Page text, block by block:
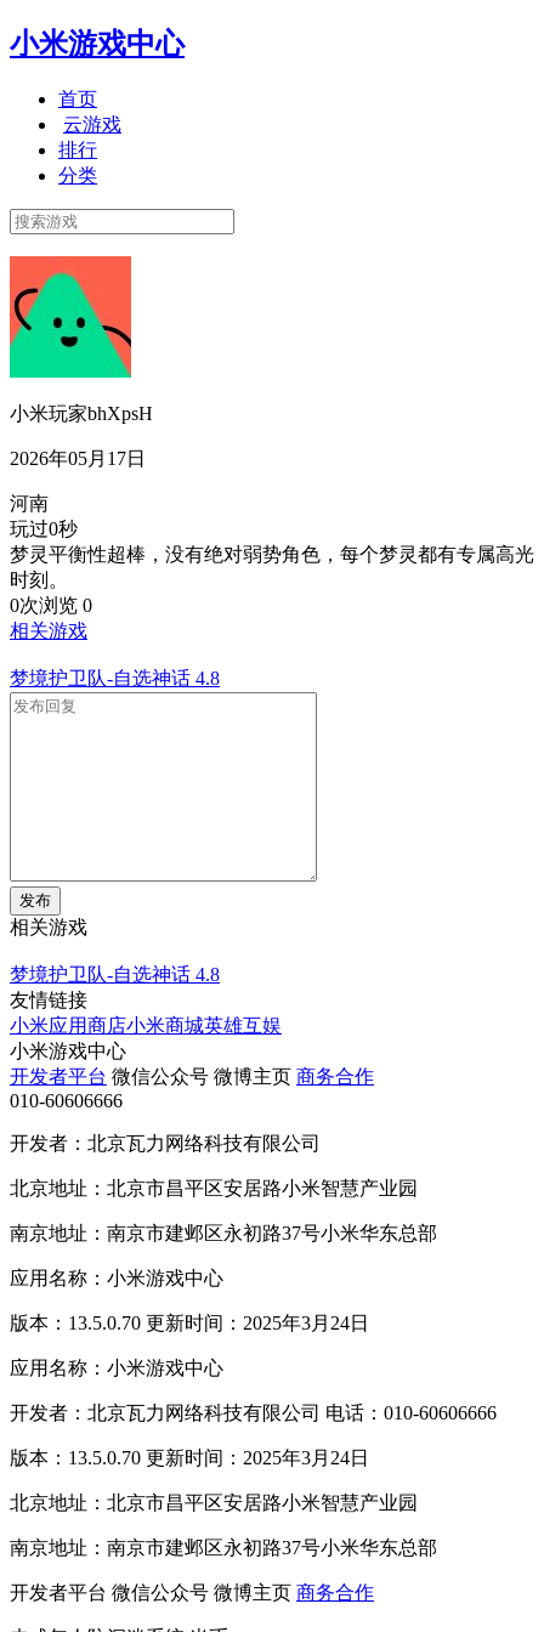
小米游戏中心
首页
云游戏
排行
分类
小米玩家bhXpsH
2026年05月17日
河南
玩过0秒
梦灵平衡性超棒，没有绝对弱势角色，每个梦灵都有专属高光
时刻。
0次浏览 0
相关游戏
梦境护卫队-自选神话 4.8
发布
相关游戏
梦境护卫队-自选神话 4.8
友情链接
小米应用商店小米商城英雄互娱
小米游戏中心
开发者平台 微信公众号 微博主页 商务合作
010-60606666
开发者：北京瓦力网络科技有限公司
北京地址：北京市昌平区安居路小米智慧产业园
南京地址：南京市建邺区永初路37号小米华东总部
应用名称：小米游戏中心
版本：13.5.0.70 更新时间：2025年3月24日
应用名称：小米游戏中心
开发者：北京瓦力网络科技有限公司 电话：010-60606666
版本：13.5.0.70 更新时间：2025年3月24日
北京地址：北京市昌平区安居路小米智慧产业园
南京地址：南京市建邺区永初路37号小米华东总部
开发者平台 微信公众号 微博主页 商务合作